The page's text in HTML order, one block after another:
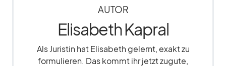
AUTOR
Elisabeth Kapral
Als Juristin hat Elisabeth gelernt, exakt zu
formulieren. Das kommt ihr jetzt zugute,